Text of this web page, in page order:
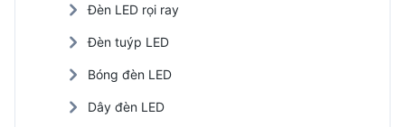
Đèn LED rọi ray
Đèn tuýp LED
Bóng đèn LED
Dây đèn LED